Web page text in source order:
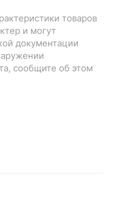
товаров
и могут
документации
сообщите об этом